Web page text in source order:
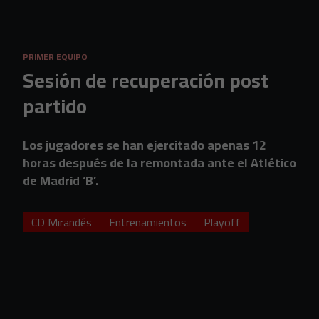
PRIMER EQUIPO
Sesión de recuperación post
partido
Los jugadores se han ejercitado apenas 12
horas después de la remontada ante el Atlético
de Madrid ‘B’.
CD Mirandés Entrenamientos Playoff